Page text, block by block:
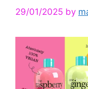
29/01/2025 by